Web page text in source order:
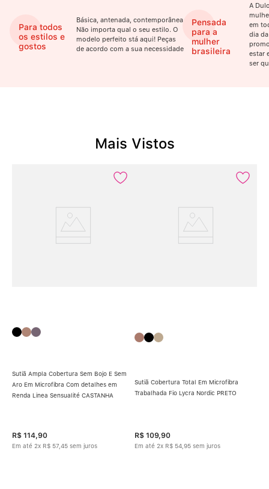
Para todos
os estilos e
gostos
Básica, antenada, contemporânea.
Não importa qual o seu estilo. O
modelo perfeito stá aqui! Peças
de acordo com a sua necessidade
Pensada
para a
mulher
brasileira
A
em
dia
estar
ser
Mais Vistos
Sutiã Ampla Cobertura Sem Bojo E Sem
Aro Em Microfibra Com detalhes em
Renda Linea Sensualité CASTANHA
R$ 114,90
Em até 2x R$ 57 45 sem juros
Sutiã Cobertura Total Em Microfibra
Trabalhada Fio Lycra Nordic PRETO
R$ 109,90
Em até 2x R$ 54 95 sem juros